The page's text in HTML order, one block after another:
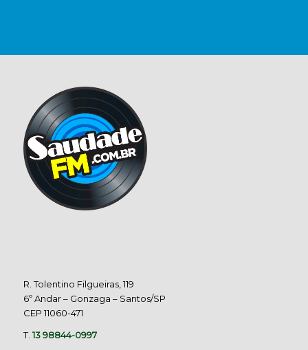
R. Tolentino Filgueiras, 119
6º Andar – Gonzaga – Santos/SP
CEP 11060-471
T.13 98844-0997